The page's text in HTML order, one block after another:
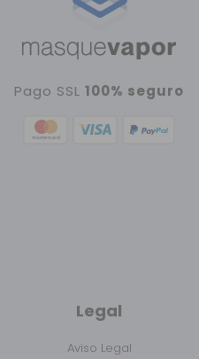
Pago SSL100% seguro
Legal
Aviso Legal